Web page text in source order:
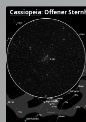
Cassiopeia: Offener